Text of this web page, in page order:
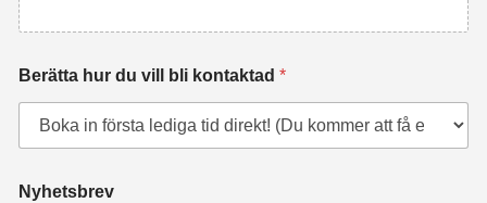
Berätta hur du vill bli kontaktad *
Nyhetsbrev